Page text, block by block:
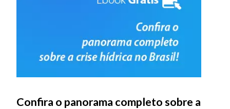
Confira o panorama completo sobre a